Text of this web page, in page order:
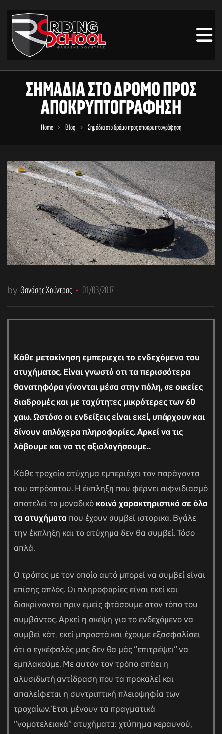
ΣΗΜΆΔΙΑ ΣΤΟ ΔΡΌΜΟ ΠΡΟΣ
ΑΠΟΚΡΥΠΤΟΓΡΆΦΗΣΗ
Home Blog Σημάδια στο δρόμο προς αποκρυπτογράφηση
by Θανάσης Χούντρας 01/03/2017
Κάθε μετακίνηση εμπεριέχει το ενδεχόμενο του
ατυχήματος. Είναι γνωστό οτι τα περισσότερα
θανατηφόρα γίνονται μέσα στην πόλη, σε οικείες
διαδρομές και με ταχύτητες μικρότερες των 60
χαω. Ωστόσο οι ενδείξεις είναι εκεί, υπάρχουν και
δίνουν απλόχερα πληροφορίες. Αρκεί να τις
λάβουμε και να τις αξιολογήσουμε..
Κάθε τροχαίο ατύχημα εμπεριέχει τον παράγοντα
του απρόοπτου. Η έκπληξη που φέρνει αιφνιδιασμό
αποτελεί το μοναδικόκοινόχαρακτηριστικό σε όλα
τα ατυχήματα που έχουν συμβεί ιστορικά. Βγάλε
την έκπληξη και το ατύχημα δεν θα συμβεί. Τόσο
απλά.
Ο τρόπος με τον οποίο αυτό μπορεί να συμβεί είναι
επίσης απλός. Οι πληροφορίες είναι εκεί και
διακρίνονται πριν εμείς φτάσουμε στον τόπο του
συμβάντος. Αρκεί η σκέψη για το ενδεχόμενο να
συμβεί κάτι εκεί μπροστά και έχουμε εξασφαλίσει
ότι ο εγκέφαλός μας δεν θα μάς “επιτρέψει” να
εμπλακούμε. Με αυτόν τον τρόπο σπάει η
αλυσιδωτή αντίδραση που τα προκαλεί και
απαλείφεται η συντριπτική πλειοψηφία των
τροχαίων. Έτσι μένουν τα πραγματικά
“νομοτελειακά” ατυχήματα: χτύπημα κεραυνού,